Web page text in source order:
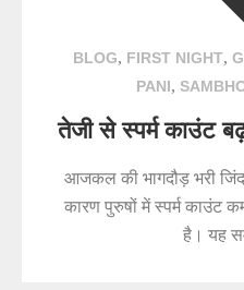
BLOG, FIRST NIGHT,
PANI,
तेजी से स्पर्म काउंट
आजकल की भागदौड़ भरी
कारण पुरुषों में स्पर्म काउंट
है। यह